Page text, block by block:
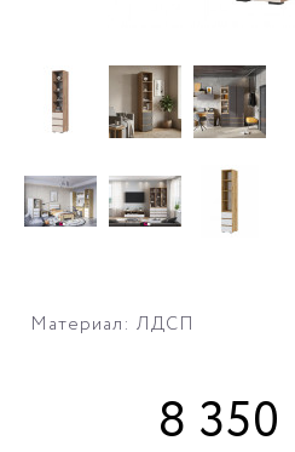
Материал: ЛДСП
8 350